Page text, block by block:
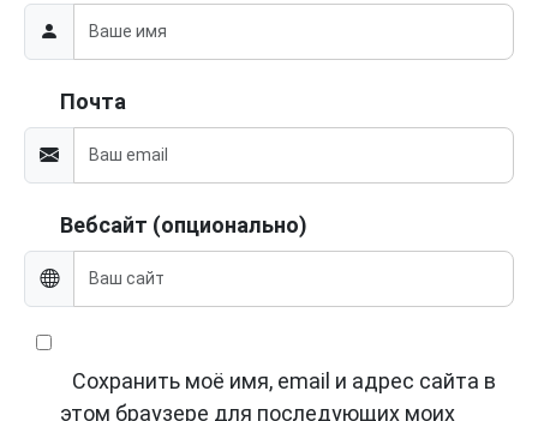
Почта
Вебсайт (опционально)
Сохранить моё имя, email и адрес сайта в
этом браузере для последующих моих